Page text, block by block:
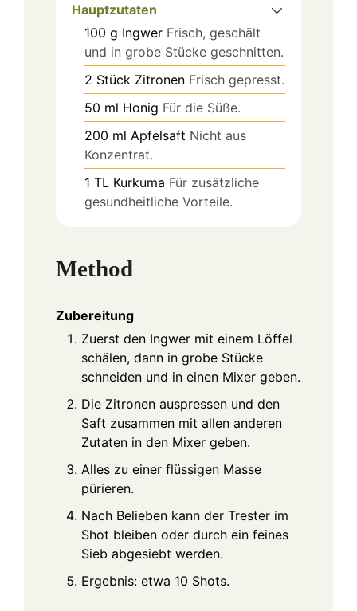
Hauptzutaten
100 g Ingwer Frisch, geschält
und in grobe Stücke geschnitten.
2 Stück Zitronen Frisch gepresst.
50 ml Honig Für die Süße.
200 ml Apfelsaft Nicht aus
Konzentrat.
1 TL Kurkuma Für zusätzliche
gesundheitliche Vorteile.
Method
Zubereitung
Zuerst den Ingwer mit einem Löffel
schälen, dann in grobe Stücke
schneiden und in einen Mixer geben.
Die Zitronen auspressen und den
Saft zusammen mit allen anderen
Zutaten in den Mixer geben.
Alles zu einer flüssigen Masse
pürieren.
Nach Belieben kann der Trester im
Shot bleiben oder durch ein feines
Sieb abgesiebt werden.
Ergebnis: etwa 10 Shots.